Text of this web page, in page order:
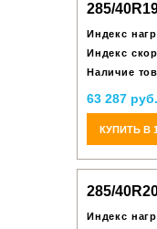
285/
Индекс
Индекс
Наличие
63 287
КУПИТЬ В
285/
Индекс